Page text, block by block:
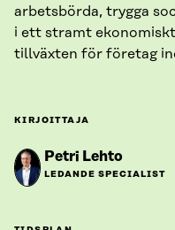
arbetsbörda, trygga
i ett stramt
tillväxten för företag
KIRJOITTAJA
Petri Lehto
LEDANDE SPECIALIST